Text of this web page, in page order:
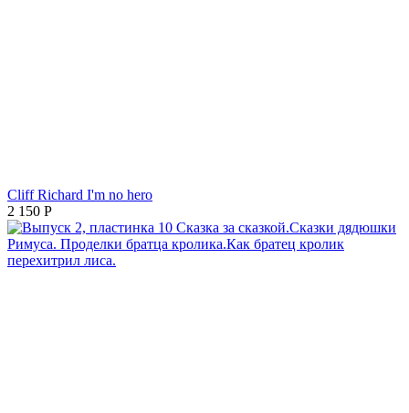
Cliff Richard I'm no hero
2 150 Р